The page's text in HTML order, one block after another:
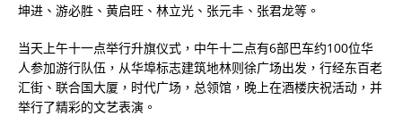
坤进、游必胜、黄启旺、林立光、张元丰、张君龙等。
当天上午十一点举行升旗仪式，中午十二点有6部巴车约100位华
人参加游行队伍，从华埠标志建筑地林则徐广场出发，行经东百老
汇街、联合国大厦，时代广场，总领馆，晚上在酒楼庆祝活动，并
举行了精彩的文艺表演。